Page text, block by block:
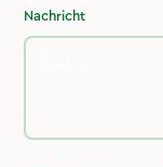
Nachricht